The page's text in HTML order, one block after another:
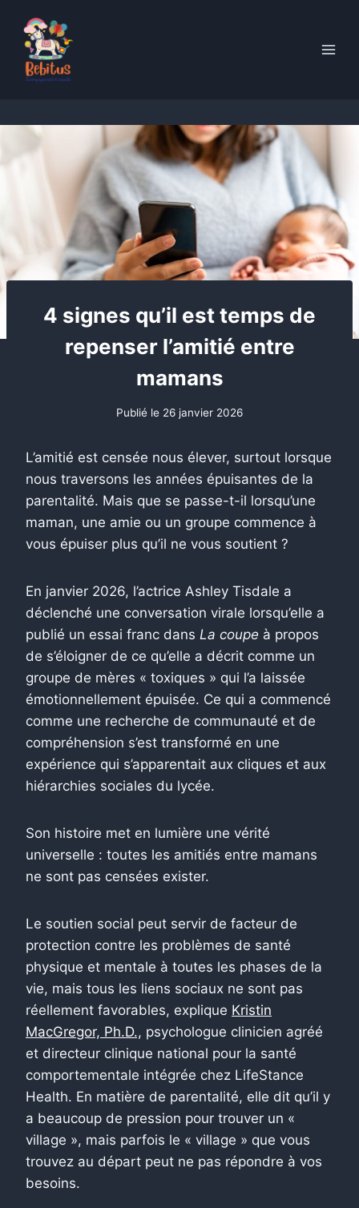
content
4 signes qu’il est temps de
repenser l’amitié entre
mamans
Publié le 26 janvier 2026
L’amitié est censée nous élever, surtout lorsque
nous traversons les années épuisantes de la
parentalité. Mais que se passe-t-il lorsqu’une
maman, une amie ou un groupe commence à
vous épuiser plus qu’il ne vous soutient ?
En janvier 2026, l’actrice Ashley Tisdale a
déclenché une conversation virale lorsqu’elle a
publié un essai franc dans La coupe à propos
de s’éloigner de ce qu’elle a décrit comme un
groupe de mères « toxiques » qui l’a laissée
émotionnellement épuisée. Ce qui a commencé
comme une recherche de communauté et de
compréhension s’est transformé en une
expérience qui s’apparentait aux cliques et aux
hiérarchies sociales du lycée.
Son histoire met en lumière une vérité
universelle : toutes les amitiés entre mamans
ne sont pas censées exister.
Le soutien social peut servir de facteur de
protection contre les problèmes de santé
physique et mentale à toutes les phases de la
vie, mais tous les liens sociaux ne sont pas
réellement favorables, explique Kristin
MacGregor, Ph.D., psychologue clinicien agréé
et directeur clinique national pour la santé
comportementale intégrée chez LifeStance
Health. En matière de parentalité, elle dit qu’il y
a beaucoup de pression pour trouver un «
village », mais parfois le « village » que vous
trouvez au départ peut ne pas répondre à vos
besoins.